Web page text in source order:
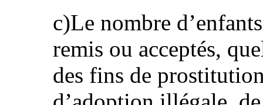
c)Le nombre
remis ou acceptés,
des fins de